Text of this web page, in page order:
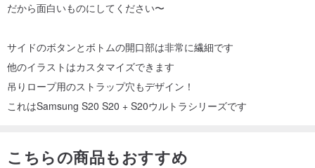
だから面白いものにしてください〜
サイドのボタンとボトムの開口部は非常に繊細です
他のイラストはカスタマイズできます
吊りロープ用のストラップ穴もデザイン！
これはSamsung S20 S20 + S20ウルトラシリーズです
こちらの商品もおすすめ